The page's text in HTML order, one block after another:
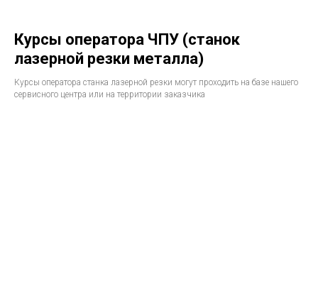
Курсы оператора ЧПУ (станок
лазерной резки металла)
Курсы оператора станка лазерной резки могут проходить на базе нашего
сервисного центра или на территории заказчика